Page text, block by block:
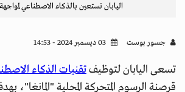
اليابان تستعين بالذكاء الاصطناعي
جسور بوست
تسعى اليابان لتوظيفتقنيات الذكاء
قرصنة الرسوم المتحركة المحلية "المانغا"،